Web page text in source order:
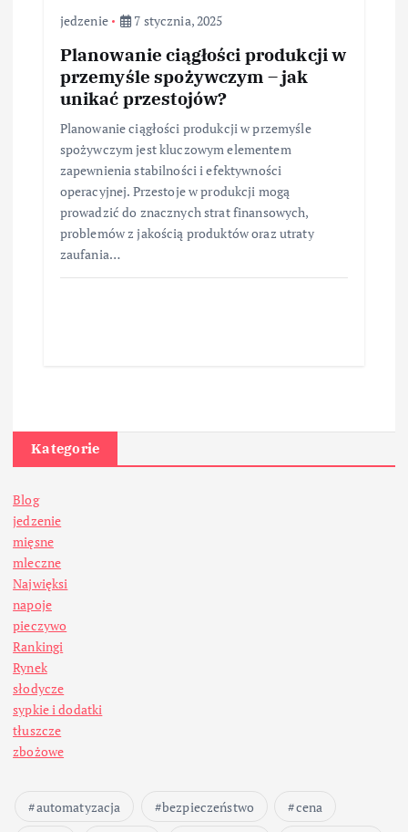
jedzenie 7 stycznia, 2025
Planowanie ciągłości produkcji w
przemyśle spożywczym – jak
unikać przestojów?
Planowanie ciągłości produkcji w przemyśle
spożywczym jest kluczowym elementem
zapewnienia stabilności i efektywności
operacyjnej. Przestoje w produkcji mogą
prowadzić do znacznych strat finansowych,
problemów z jakością produktów oraz utraty
zaufania…
Kategorie
Blog
jedzenie
mięsne
mleczne
Najwięksi
napoje
pieczywo
Rankingi
Rynek
słodycze
sypkie i dodatki
tłuszcze
zbożowe
automatyzacja bezpieczeństwo
cena